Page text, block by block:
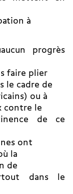
à
progrès
faire plier
le cadre de
ou à
contre le
de ce
ont
la
de
dans le